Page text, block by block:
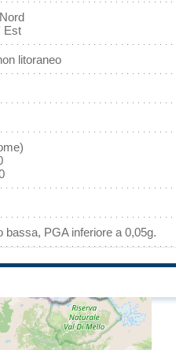
Est
litoraneo
bassa, PGA inferiore a 0,05g.